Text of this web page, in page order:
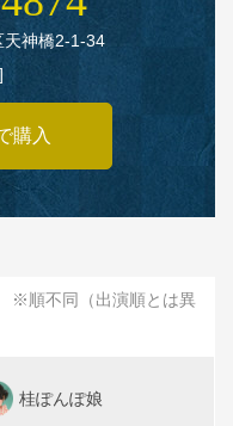
神橋2‑1‑34
]
購入
※順不同（出演順とは異
桂ぽんぽ娘